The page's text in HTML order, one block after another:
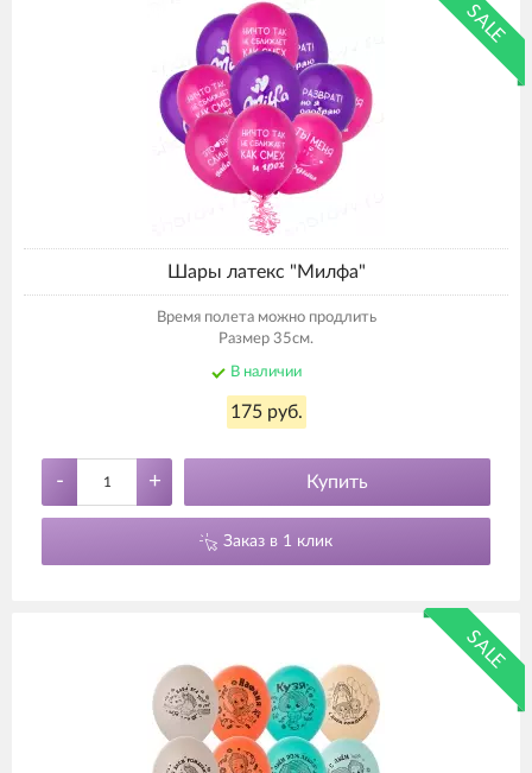
SALE
Шары латекс "Милфа"
Время полета можно продлить
Размер 35см.
В наличии
175 руб.
- + Купить
Заказ в 1 клик
SALE